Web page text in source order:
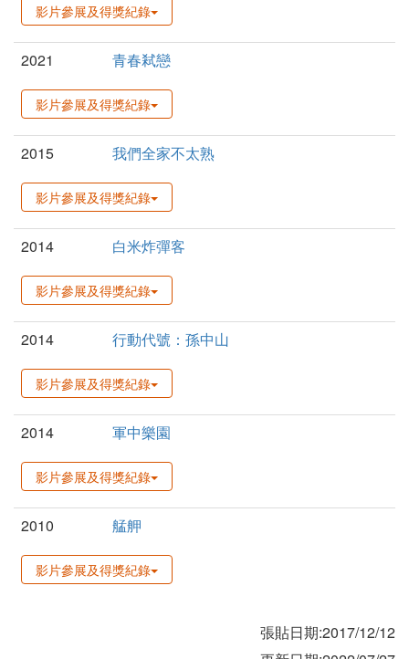
影片參展及得獎紀錄
2021 青春弒戀
影片參展及得獎紀錄
2015 我們全家不太熟
影片參展及得獎紀錄
2014 白米炸彈客
影片參展及得獎紀錄
2014 行動代號：孫中山
影片參展及得獎紀錄
2014 軍中樂園
影片參展及得獎紀錄
2010 艋舺
影片參展及得獎紀錄
張貼日期:2017/12/12